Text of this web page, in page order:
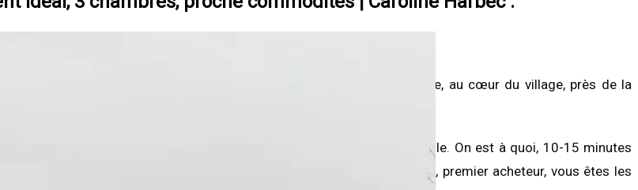
. Bref, une propriété près de tout à Saint-Alexandre, au cœur du village, près de la
qui a un carport, trois chambres à coucher, une belle cuisine fonctionnelle. On est à quoi, 10-15 minutes
Jean-sur-Richelieu, donc si ça vous tente, c'est votre première maison, premier acheteur, vous êtes les